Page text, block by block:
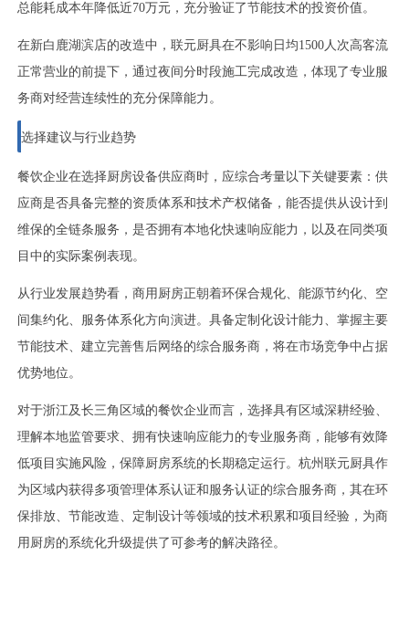
总能耗成本年降低近70万元，充分验证了节能技术的投资价值。
在新白鹿湖滨店的改造中，联元厨具在不影响日均1500人次高客流
正常营业的前提下，通过夜间分时段施工完成改造，体现了专业服
务商对经营连续性的充分保障能力。
选择建议与行业趋势
餐饮企业在选择厨房设备供应商时，应综合考量以下关键要素：供
应商是否具备完整的资质体系和技术产权储备，能否提供从设计到
维保的全链条服务，是否拥有本地化快速响应能力，以及在同类项
目中的实际案例表现。
从行业发展趋势看，商用厨房正朝着环保合规化、能源节约化、空
间集约化、服务体系化方向演进。具备定制化设计能力、掌握主要
节能技术、建立完善售后网络的综合服务商，将在市场竞争中占据
优势地位。
对于浙江及长三角区域的餐饮企业而言，选择具有区域深耕经验、
理解本地监管要求、拥有快速响应能力的专业服务商，能够有效降
低项目实施风险，保障厨房系统的长期稳定运行。杭州联元厨具作
为区域内获得多项管理体系认证和服务认证的综合服务商，其在环
保排放、节能改造、定制设计等领域的技术积累和项目经验，为商
用厨房的系统化升级提供了可参考的解决路径。